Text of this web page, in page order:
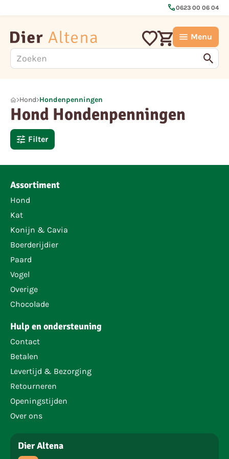
call0623 00 06 04
Menu
Hond Hondenpenningen
Hond Hondenpenningen
Filter
Assortiment
Hond
Kat
Konijn & Cavia
Boerderijdier
Paard
Vogel
Overige
Chocolade
Hulp en ondersteuning
Contact
Betalen
Levertijd & Bezorging
Retourneren
Openingstijden
Over ons
Dier Altena